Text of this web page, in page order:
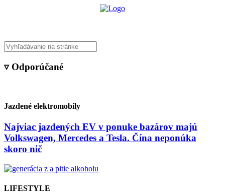
▿ Odporúčané
Jazdené elektromobily
Najviac jazdených EV v ponuke bazárov majú
Volkswagen, Mercedes a Tesla. Čína neponúka
skoro nič
LIFESTYLE